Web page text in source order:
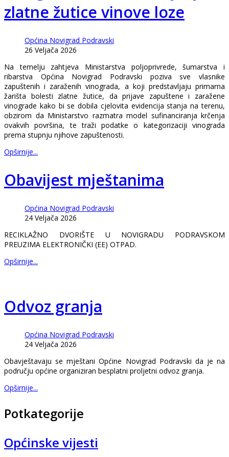
zlatne žutice vinove loze
Općina Novigrad Podravski
26 Veljača 2026
Na temelju zahtjeva Ministarstva poljoprivrede, šumarstva i
ribarstva Općina Novigrad Podravski poziva sve vlasnike
zapuštenih i zaraženih vinograda, a koji predstavljaju primarna
žarišta bolesti zlatne žutice, da prijave zapuštene i zaražene
vinograde kako bi se dobila cjelovita evidencija stanja na terenu,
obzirom da Ministarstvo razmatra model sufinanciranja krčenja
ovakvih površina, te traži podatke o kategorizaciji vinograda
prema stupnju njihove zapuštenosti.
Opširnije...
Obavijest mještanima
Općina Novigrad Podravski
24 Veljača 2026
RECIKLAŽNO DVORIŠTE U NOVIGRADU PODRAVSKOM
PREUZIMA ELEKTRONIČKI (EE) OTPAD.
Opširnije...
Odvoz granja
Općina Novigrad Podravski
24 Veljača 2026
Obavještavaju se mještani Općine Novigrad Podravski da je na
području općine organiziran besplatni proljetni odvoz granja.
Opširnije...
Potkategorije
Općinske vijesti